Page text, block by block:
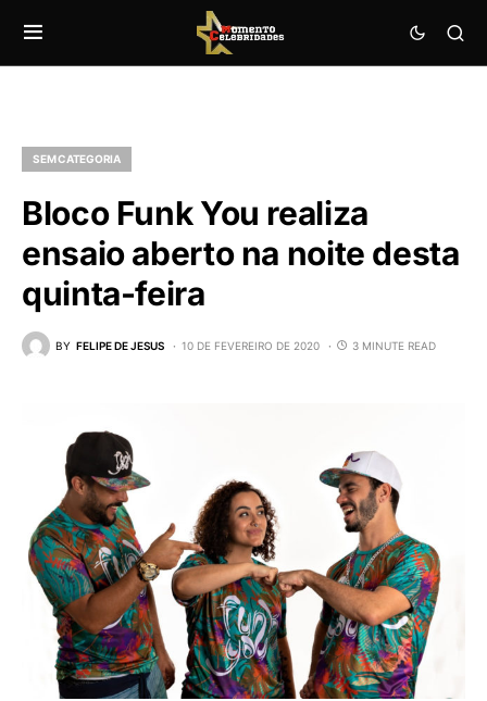
SEM CATEGORIA
Bloco Funk You realiza
ensaio aberto na noite desta
quinta-feira
BY FELIPE DE JESUS 10 DE FEVEREIRO DE 2020 3 MINUTE READ